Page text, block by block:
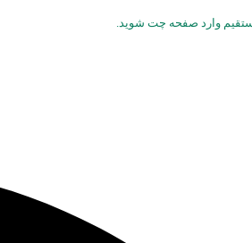
وارد صفحه چت شوید.